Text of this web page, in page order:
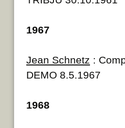
1967
Jean Schnetz :
DEMO 8.5.1967
1968